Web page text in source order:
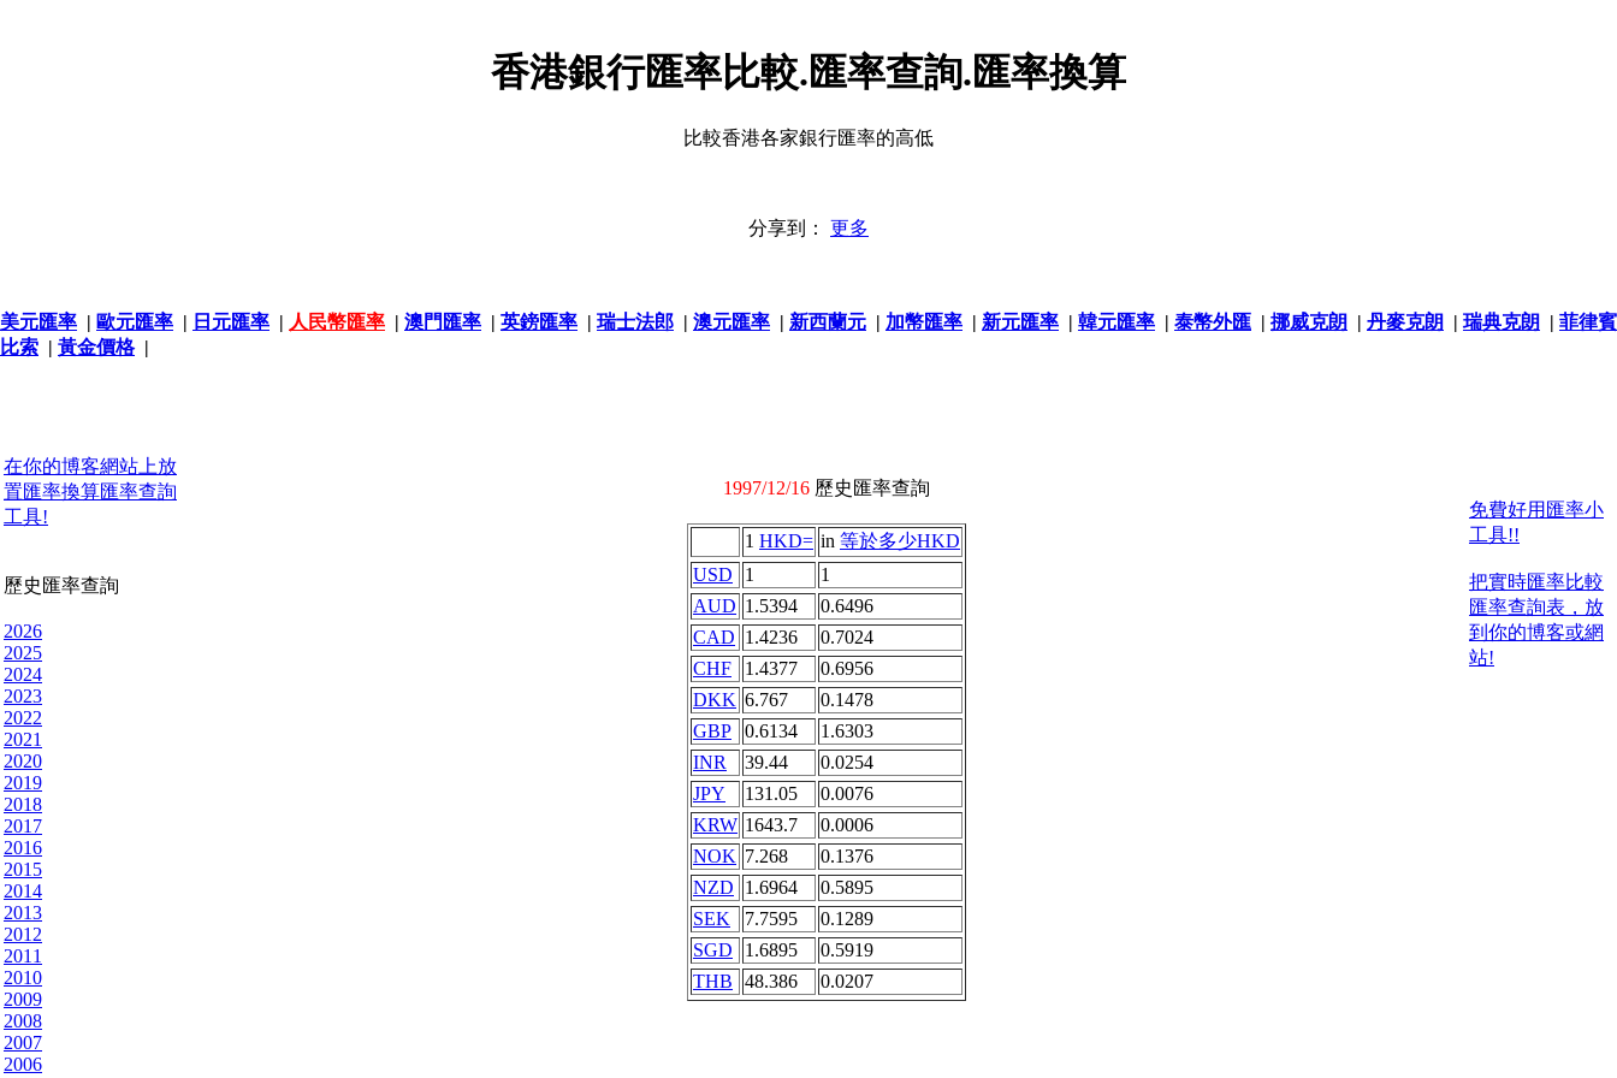
香港銀行匯率比較.匯率查詢.匯率換算
比較香港各家銀行匯率的高低
分享到： 更多
美元匯率 | 歐元匯率 | 日元匯率 | 人民幣匯率 | 澳門匯率 | 英鎊匯率 | 瑞士法郎 | 澳元匯率 | 新西蘭元 | 加幣匯率 | 新元匯率 | 韓元匯率 | 泰幣外匯 | 挪威克朗 | 丹麥克朗 | 瑞典克朗 | 菲律賓
比索 | 黃金價格|
在你的博客網站上放
置匯率換算匯率查詢
工具!
歷史匯率查詢
2026
2025
2024
2023
2022
2021
2020
2019
2018
2017
2016
2015
2014
2013
2012
2011
2010
2009
2008
2007
2006
1997/12/16 歷史匯率查詢
1 HKD= in 等於多少HKD
USD
1
1
AUD 1.5394
0.6496
CAD 1.4236
0.7024
CHF
1.4377
0.6956
DKK 6.767
0.1478
GBP
0.6134
1.6303
INR
39.44
0.0254
JPY
131.05
0.0076
KRW 1643.7
0.0006
NOK 7.268
0.1376
NZD
1.6964
0.5895
SEK
7.7595
0.1289
SGD
1.6895
0.5919
THB
48.386 0.0207
免費好用匯率小
工具!!
把實時匯率比較
匯率查詢表，放
到你的博客或網
站!